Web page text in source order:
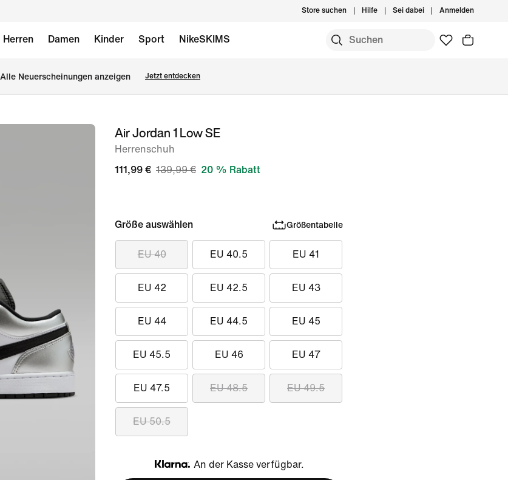
Store suchen Hilfe Sei dabei Anmelden
Herren Damen Kinder Sport NikeSKIMS
Alle Neuerscheinungen anzeigen Jetzt entdecken
Bild 1Air Jordan 1 Low SE
Herrenschuh
111,99 € 139,99 € 20 % Rabatt
Größe auswählen Größentabelle
EU 40 EU 40.5 EU 41
EU 42 EU 42.5 EU 43
EU 44 EU 44.5 EU 45
EU 45.5 EU 46 EU 47
EU 47.5 EU 48.5 EU 49.5
EU 50.5
Klarna
An der Kasse verfügbar.